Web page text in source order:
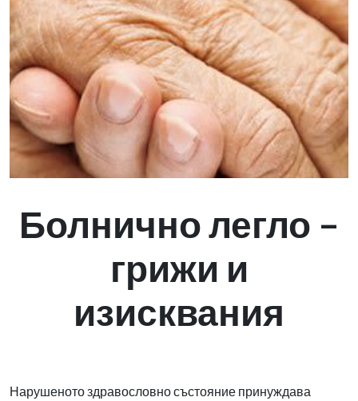
Болнично легло –
грижи и
изисквания
Нарушеното здравословно състояние принуждава